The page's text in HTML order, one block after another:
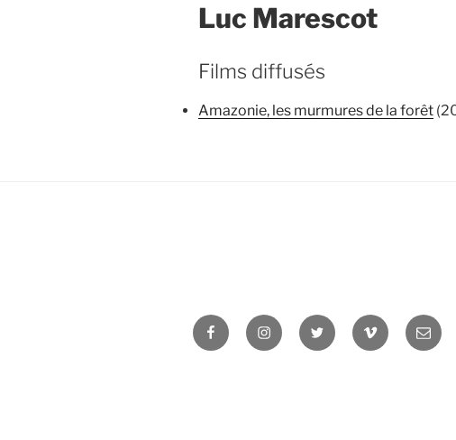
Luc Marescot
Films diffusés
Amazonie, les murmures de la forêt
FacebookInstagramTwitter Vimeo